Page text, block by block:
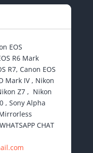
EOS
R6 Mark
R7, Canon EOS
Mark IV , Nikon
Z7 , Nikon
, Sony Alpha
CHAT